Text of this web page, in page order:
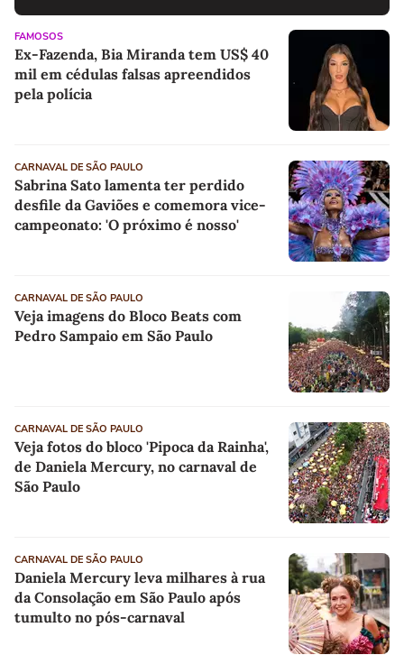
FAMOSOS
Ex-Fazenda, Bia Miranda tem US$ 40
mil em cédulas falsas apreendidos
pela polícia
CARNAVAL DE SÃO PAULO
Sabrina Sato lamenta ter perdido
desfile da Gaviões e comemora vice-
campeonato: 'O próximo é nosso'
CARNAVAL DE SÃO PAULO
Veja imagens do Bloco Beats com
Pedro Sampaio em São Paulo
CARNAVAL DE SÃO PAULO
Veja fotos do bloco 'Pipoca da Rainha',
de Daniela Mercury, no carnaval de
São Paulo
CARNAVAL DE SÃO PAULO
Daniela Mercury leva milhares à rua
da Consolação em São Paulo após
tumulto no pós-carnaval